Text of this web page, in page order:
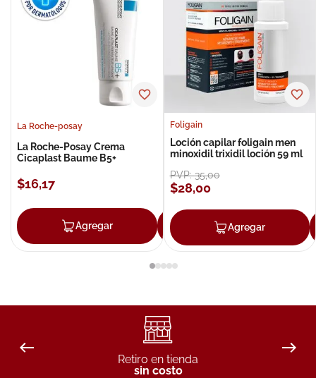
La Roche-posay
La Roche-Posay Crema
Cicaplast Baume B5+
$16,17
Agregar Agregar
Foligain
Loción capilar foligain men
minoxidil trixidil loción 59 ml
PVP:35,00
$28,00
Agregar
Retiro en tienda
sin costo